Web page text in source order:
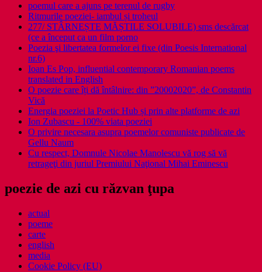
poemul care a ajuns pe terenul de rugby
Ritmurile poeziei- iambul și troheul
277/ STÂRNEȘTE MĂȘTILE SOLUBILE) sms descărcat
(ce a început ca un film porno
Poezia şi libertatea formelor ei fixe (din Poesis International
nr.6)
Ioan Es Pop, influential contemporary Romanian poems
translated in English
O poezie care îți dă întâlnire: din ”20002020”, de Constantin
Vică
Energia poeziei la Poetic Hub și prin alte platforme de azi
Ion Zubascu - 100% viata poeziei
O privire necesara asupra poemelor comuniste publicate de
Gellu Naum
Cu respect, Domnule Nicolae Manolescu vă rog să vă
retrageţi din juriul Premiului Naţional Mihai Eminescu
poezie de azi cu răzvan ţupa
actual
poeme
carte
english
media
Cookie Policy (EU)